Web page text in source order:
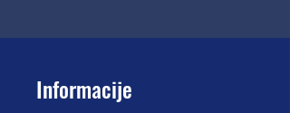
Informacije